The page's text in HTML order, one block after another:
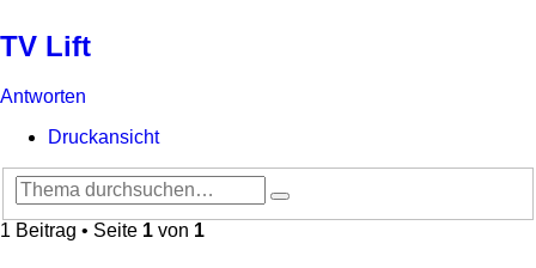
TV Lift
Antworten
Druckansicht
Suche
Suche
1 Beitrag • Seite 1 von 1